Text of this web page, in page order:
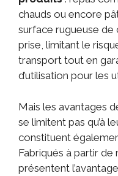
chauds ou encore
surface rugueuse de
prise, limitant le
transport tout en
d’utilisation pour les
Mais les avantages
se limitent pas qu’à
constituent
Fabriqués à partir
présentent